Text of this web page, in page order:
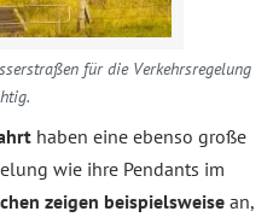
für die Verkehrsregelung
haben eine ebenso große
wie ihre Pendants im
zeigen beispielsweise an,